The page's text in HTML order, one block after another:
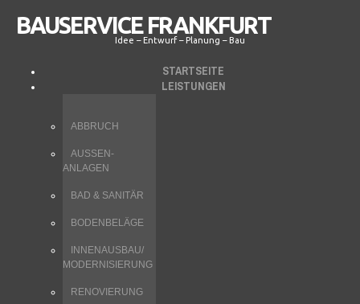
BAUSERVICE FRANKFURT
Idee – Entwurf – Planung – Bau
STARTSEITE
LEISTUNGEN
ABBRUCH
AUSSEN-A
NLAGEN
BAD & SANITÄR
BODENBELÄGE
INNENAUSBAU/
MODERNISIERUNG
RENOVIERUNG